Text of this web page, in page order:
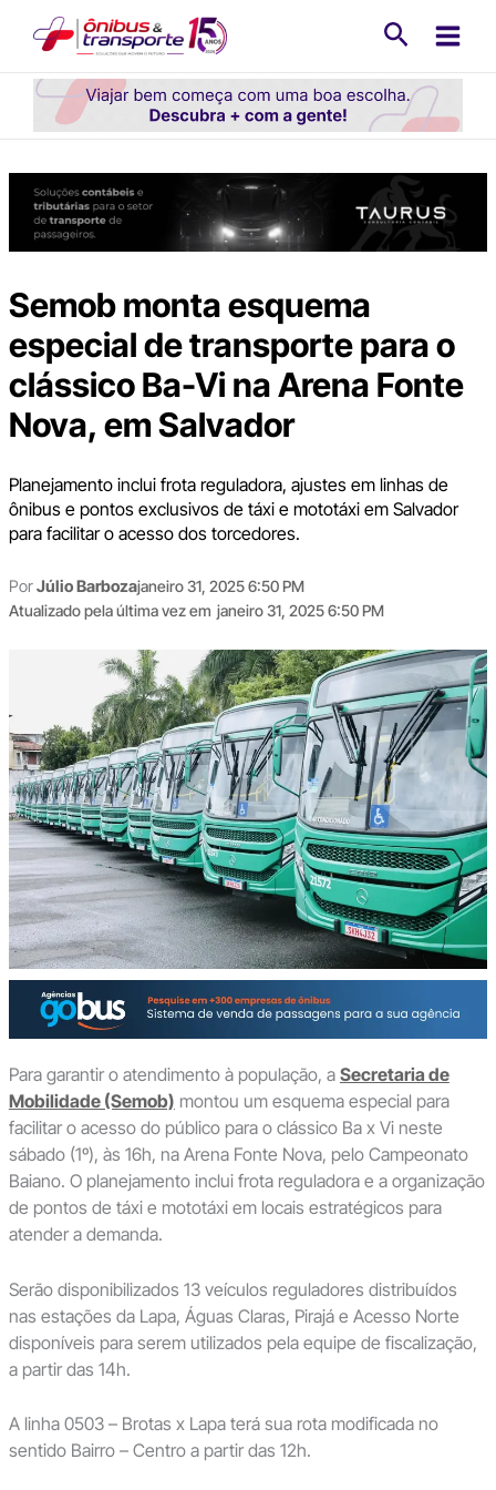
conteúdo
Semob monta esquema
especial de transporte para o
clássico Ba-Vi na Arena Fonte
Nova, em Salvador
Planejamento inclui frota reguladora, ajustes em linhas de
ônibus e pontos exclusivos de táxi e mototáxi em Salvador
para facilitar o acesso dos torcedores.
PorJúlio Barbozajaneiro 31, 2025 6:50 PM
Atualizado pela última vez em janeiro 31, 2025 6:50 PM
Para garantir o atendimento à população, a Secretaria de
Mobilidade (Semob) montou um esquema especial para
facilitar o acesso do público para o clássico Ba x Vi neste
sábado (1º), às 16h, na Arena Fonte Nova, pelo Campeonato
Baiano. O planejamento inclui frota reguladora e a organização
de pontos de táxi e mototáxi em locais estratégicos para
atender a demanda.
Serão disponibilizados 13 veículos reguladores distribuídos
nas estações da Lapa, Águas Claras, Pirajá e Acesso Norte
disponíveis para serem utilizados pela equipe de fiscalização,
a partir das 14h.
A linha 0503 – Brotas x Lapa terá sua rota modificada no
sentido Bairro – Centro a partir das 12h.